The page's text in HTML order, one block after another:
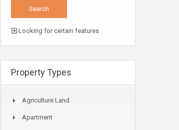
Looking for certain features
Property Types
Agriculture Land
Apartment